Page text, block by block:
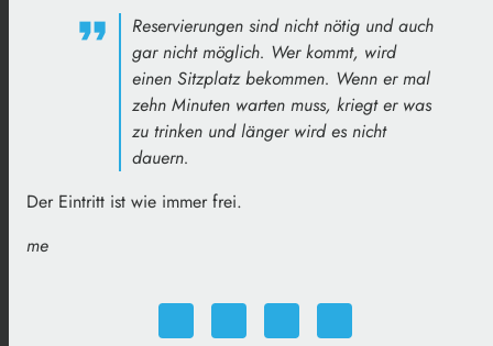
Reservierungen sind nicht nötig und auch
gar nicht möglich. Wer kommt, wird
einen Sitzplatz bekommen. Wenn er mal
zehn Minuten warten muss, kriegt er was
zu trinken und länger wird es nicht
dauern.
Der Eintritt ist wie immer frei.
me